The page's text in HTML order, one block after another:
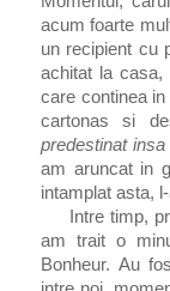
acum foarte
un recipient cu
achitat la casa,
care continea
cartonas si
predestinat
am aruncat in
intamplat asta,
Intre timp,
am trait o
Bonheur. Au